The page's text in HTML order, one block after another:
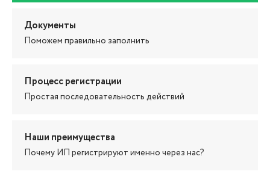
Документы
Поможем правильно заполнить
Процесс регистрации
Простая последовательность действий
Наши преимущества
Почему ИП регистрируют именно через нас?